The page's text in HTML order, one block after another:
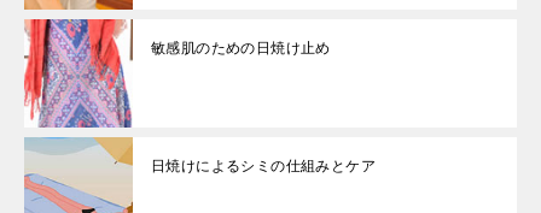
敏感肌のための日焼け止め
日焼けによるシミの仕組みとケア